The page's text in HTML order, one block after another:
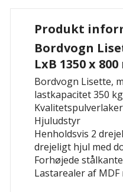
Produkt
Bordvogn
LxB 1350 x
Bordvogn Lisette,
lastkapacitet 350
Hjuludstyr
Henholdsvis 2
drejeligt hjul med
Forhøjede
Lastarealer af